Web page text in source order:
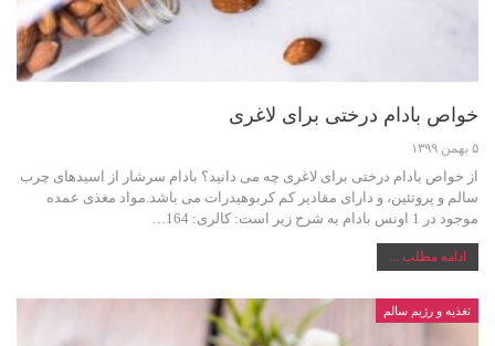
خواص بادام درختی برای لاغری
۵ بهمن ۱۳۹۹
از خواص بادام درختی برای لاغری چه می دانید؟ بادام سرشار از اسیدهای چرب
سالم و پروتئین، و دارای مقادیر کم کربوهیدرات می باشد.مواد مغذی عمده
موجود در 1 اونس بادام به شرح زیر است: کالری: 164…
ادامه مطلب ...
تغذیه و رژیم سالم